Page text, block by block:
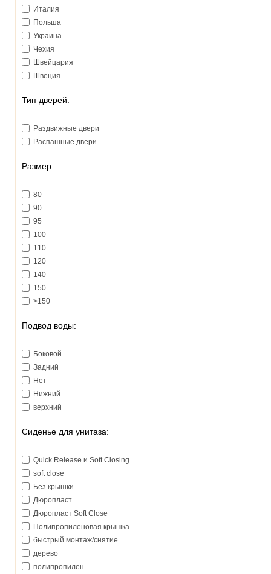
Италия
Польша
Украина
Чехия
Швейцария
Швеция
Тип дверей:
Раздвижные двери
Распашные двери
Размер:
80
90
95
100
110
120
140
150
>150
Подвод воды:
Боковой
Задний
Нет
Нижний
верхний
Сиденье для унитаза:
Quick Release и Soft Closing
soft close
Без крышки
Дюропласт
Дюропласт Soft Close
Полипропиленовая крышка
быстрый монтаж/снятие
дерево
полипропилен